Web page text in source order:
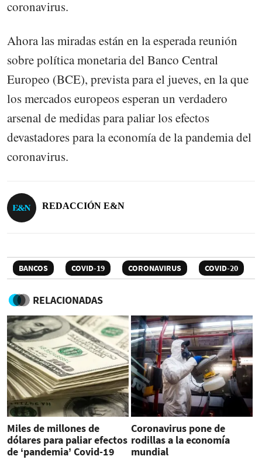
coronavirus.
Ahora las miradas están en la esperada reunión
sobre política monetaria del Banco Central
Europeo (BCE), prevista para el jueves, en la que
los mercados europeos esperan un verdadero
arsenal de medidas para paliar los efectos
devastadores para la economía de la pandemia del
coronavirus.
REDACCIÓN E&N
BANCOS COVID-19 CORONAVIRUS COVID-20
RELACIONADAS
Miles de millones de
dólares para paliar efectos
de ‘pandemia’ Covid-19
Coronavirus pone de
rodillas a la economía
mundial